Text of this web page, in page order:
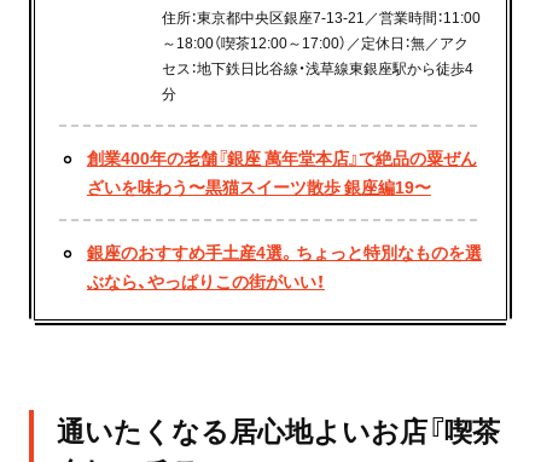
住所：東京都中央区銀座7-13-21／営業時間：11:00
～18:00（喫茶12:00～17:00）／定休日：無／アク
セス：地下鉄日比谷線・浅草線東銀座駅から徒歩4
分
創業400年の老舗『銀座 萬年堂本店』で絶品の粟ぜん
ざいを味わう〜黒猫スイーツ散歩 銀座編19〜
銀座のおすすめ手土産4選。ちょっと特別なものを選
ぶなら、やっぱりこの街がいい！
通いたくなる居心地よいお店『喫茶